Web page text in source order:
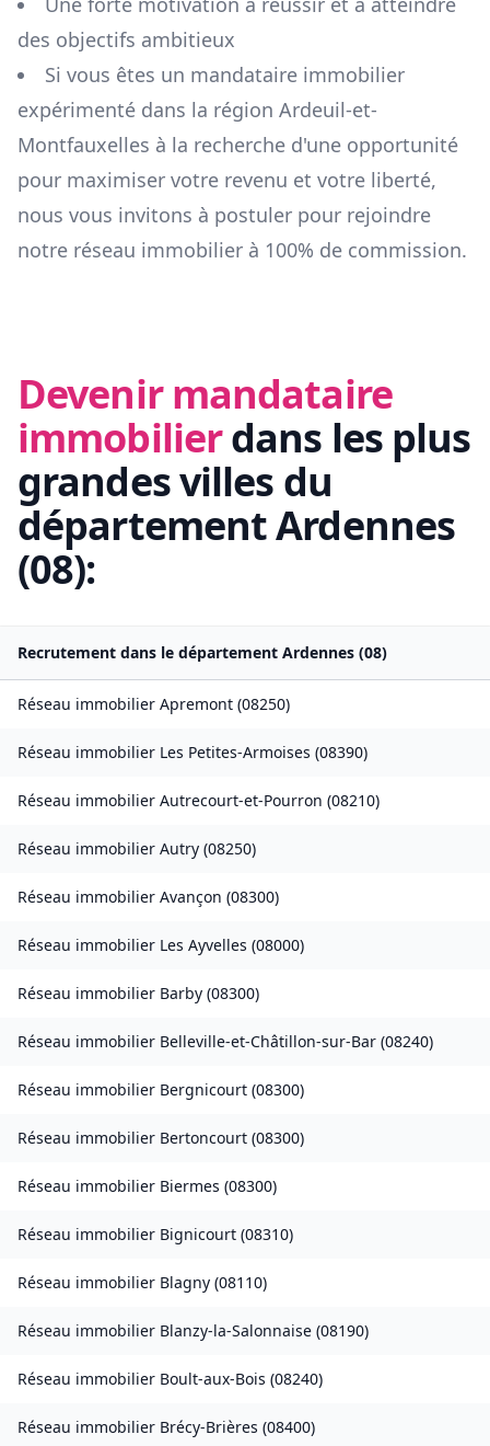
des objectifs ambitieux
Si vous êtes un mandataire immobilier
expérimenté dans la région Ardeuil-et-
Montfauxelles à la recherche d'une opportunité
pour maximiser votre revenu et votre liberté,
nous vous invitons à postuler pour rejoindre
notre réseau immobilier à 100% de commission.
Devenir mandataire
immobilierdans les plus
grandes villes du
départementArdennes
(08):
Recrutement dans le département Ardennes (08)
Réseau immobilier Apremont (08250)
Réseau immobilier Les Petites-Armoises (08390)
Réseau immobilier Autrecourt-et-Pourron (08210)
Réseau immobilier Autry (08250)
Réseau immobilier Avançon (08300)
Réseau immobilier Les Ayvelles (08000)
Réseau immobilier Barby (08300)
Réseau immobilier Belleville-et-Châtillon-sur-Bar (08240)
Réseau immobilier Bergnicourt (08300)
Réseau immobilier Bertoncourt (08300)
Réseau immobilier Biermes (08300)
Réseau immobilier Bignicourt (08310)
Réseau immobilier Blagny (08110)
Réseau immobilier Blanzy-la-Salonnaise (08190)
Réseau immobilier Boult-aux-Bois (08240)
Réseau immobilier Brécy-Brières (08400)